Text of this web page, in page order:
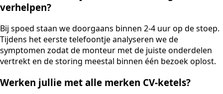
verhelpen?
Bij spoed staan we doorgaans binnen 2-4 uur op de stoep.
Tijdens het eerste telefoontje analyseren we de
symptomen zodat de monteur met de juiste onderdelen
vertrekt en de storing meestal binnen één bezoek oplost.
Werken jullie met alle merken CV-ketels?